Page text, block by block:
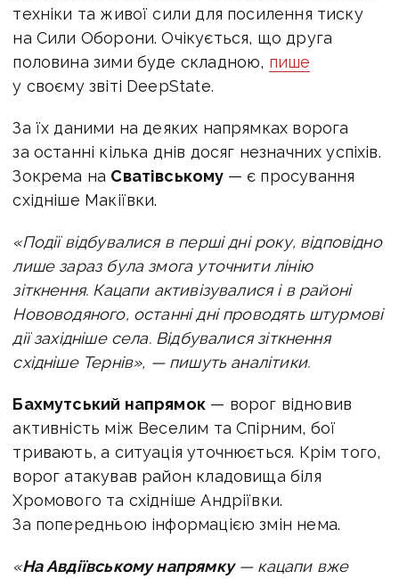
техніки та живої сили для посилення тиску
на Сили Оборони. Очікується, що друга
половина зими буде складною, пише
у своєму звіті DeepState.
За їх даними на деяких напрямках ворога
за останні кілька днів досяг незначних успіхів.
Зокрема на Сватівському — є просування
східніше Макіївки.
«Події відбувалися в перші дні року, відповідно
лише зараз була змога уточнити лінію
зіткнення. Кацапи активізувалися і в районі
Нововодяного, останні дні проводять штурмові
дії західніше села. Відбувалися зіткнення
східніше Тернів», — пишуть аналітики.
Бахмутський напрямок — ворог відновив
активність між Веселим та Спірним, бої
тривають, а ситуація уточнюється. Крім того,
ворог атакував район кладовища біля
Хромового та східніше Андріївки.
За попередньою інформацією змін нема.
«На Авдіївському напрямку— кацапи вже